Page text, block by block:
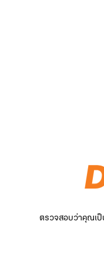
ตรวจสอบว่าคุณเป็